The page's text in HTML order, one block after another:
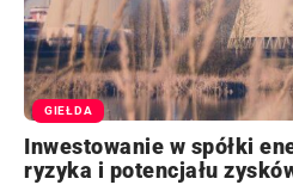
GIEŁDA
Inwestowanie w spółki
ryzyka i potencjału